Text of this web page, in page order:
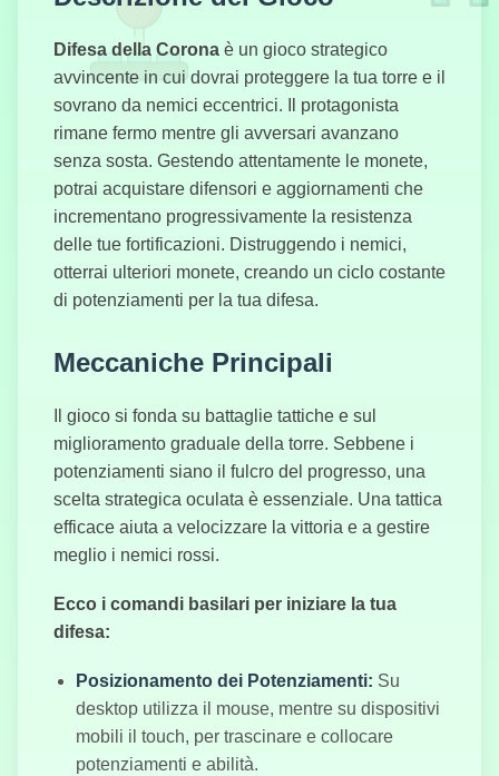
Stickman
Destruction
Slam Dunk
Basket
Eroi
all'Attacco:
Torre
Difensiva
Difesa della Corona è un gioco strategico
avvincente in cui dovrai proteggere la tua torre e il
sovrano da nemici eccentrici. Il protagonista
rimane fermo mentre gli avversari avanzano
senza sosta. Gestendo attentamente le monete,
potrai acquistare difensori e aggiornamenti che
incrementano progressivamente la resistenza
delle tue fortificazioni. Distruggendo i nemici,
otterrai ulteriori monete, creando un ciclo costante
di potenziamenti per la tua difesa.
Meccaniche Principali
Il gioco si fonda su battaglie tattiche e sul
miglioramento graduale della torre. Sebbene i
potenziamenti siano il fulcro del progresso, una
scelta strategica oculata è essenziale. Una tattica
efficace aiuta a velocizzare la vittoria e a gestire
meglio i nemici rossi.
Ecco i comandi basilari per iniziare la tua
difesa:
Posizionamento dei Potenziamenti: Su
desktop utilizza il mouse, mentre su dispositivi
mobili il touch, per trascinare e collocare
potenziamenti e abilità.